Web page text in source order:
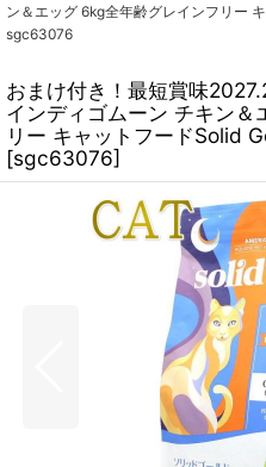
ン＆エッグ 6kg全年齢グレインフリー
sgc63076
おまけ付き！最短賞味
インディゴムーン チキン
リー キャットフードSolid
[sgc63076]